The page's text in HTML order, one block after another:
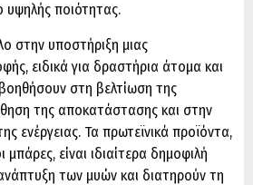
υψηλής ποιότητας.
στην υποστήριξη μιας
ειδικά για δραστήρια άτομα και
στη βελτίωση της
της αποκατάστασης και στην
ενέργειας. Τα πρωτεϊνικά προϊόντα,
μπάρες, είναι ιδιαίτερα δημοφιλή
των μυών και διατηρούν τη